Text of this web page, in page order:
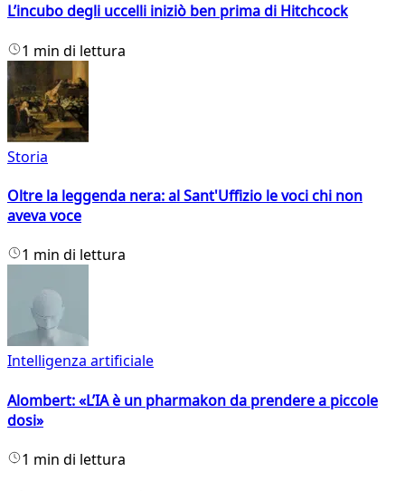
L’incubo degli uccelli iniziò ben prima di Hitchcock
1 min di lettura
Storia
Oltre la leggenda nera: al Sant'Uffizio le voci chi non
aveva voce
1 min di lettura
Intelligenza artificiale
Alombert: «L’IA è un pharmakon da prendere a piccole
dosi»
1 min di lettura